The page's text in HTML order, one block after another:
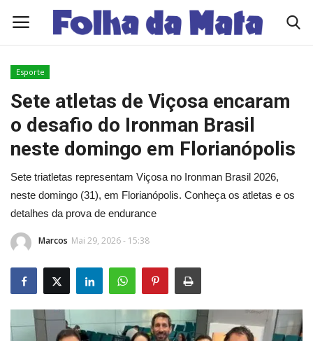
Quem Somos
Como Anunciar
Eleições 2026
Edições Diárias - NOTÍCIAS DO DIA
Polícia/Acidente
Viçosa
Esporte
Sete atletas de Viçosa encaram
o desafio do Ironman Brasil
neste domingo em Florianópolis
Sete triatletas representam Viçosa no Ironman Brasil 2026,
neste domingo (31), em Florianópolis. Conheça os atletas e os
detalhes da prova de endurance
Marcos Mai 29, 2026 - 15:38